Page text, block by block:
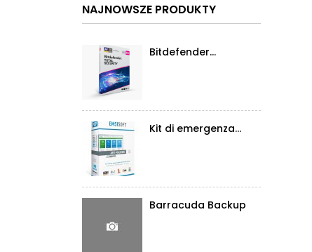
NAJNOWSZE PRODUKTY
Bitdefender...
Kit di emergenza...
Barracuda Backup